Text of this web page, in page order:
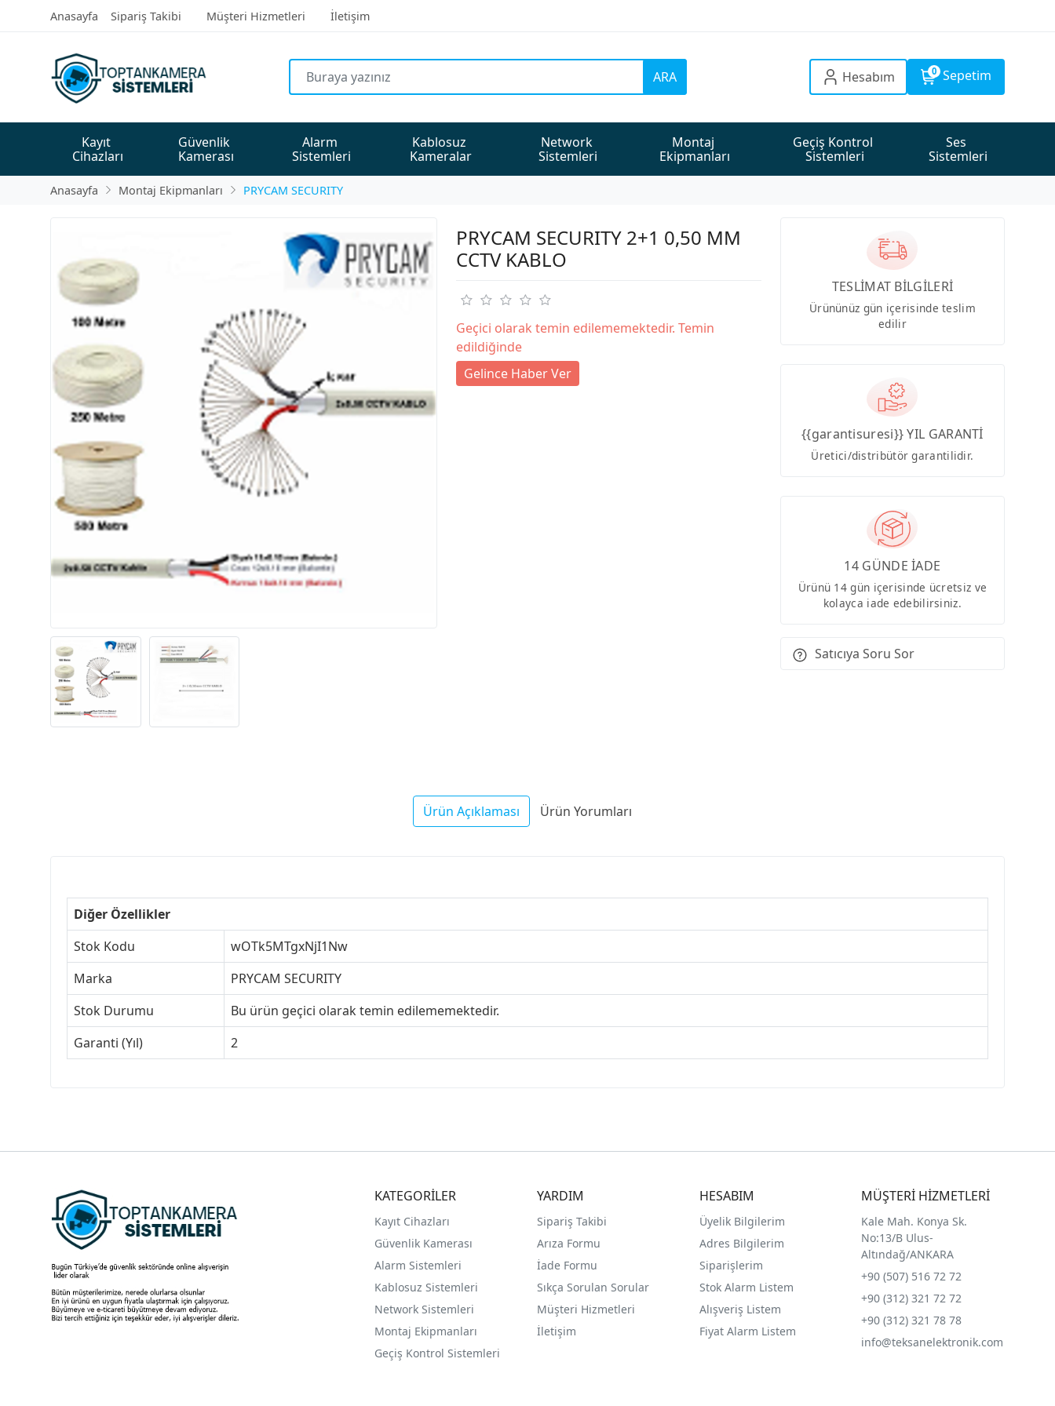
Anasayfa Sipariş Takibi Müşteri Hizmetleri İletişim
ARA Hesabım 0 Sepetim
Kayıt
Cihazları
Güvenlik
Kamerası
Alarm
Sistemleri
Kablosuz
Kameralar
Network
Sistemleri
Montaj
Ekipmanları
Geçiş Kontrol
Sistemleri
Ses
Sistemleri
Anasayfa Montaj Ekipmanları PRYCAM SECURITY
PRYCAM SECURITY 2+1 0,50 MM
CCTV KABLO
Geçici olarak temin edilememektedir. Temin
edildiğinde
Gelince Haber Ver
TESLİMAT BİLGİLERİ
Ürününüz gün içerisinde teslim
edilir
{{garantisuresi}} YIL GARANTİ
Üretici/distribütör garantilidir.
14 GÜNDE İADE
Ürünü 14 gün içerisinde ücretsiz ve
kolayca iade edebilirsiniz.
Satıcıya Soru Sor
Ürün Açıklaması Ürün Yorumları
Diğer Özellikler
Stok Kodu
wOTk5MTgxNjI1Nw
Marka
PRYCAM SECURITY
Stok Durumu
Bu ürün geçici olarak temin edilememektedir.
Garanti (Yıl)
2
KATEGORİLER
Kayıt Cihazları
Güvenlik Kamerası
Alarm Sistemleri
Kablosuz Sistemleri
Network Sistemleri
Montaj Ekipmanları
Geçiş Kontrol Sistemleri
YARDIM
Sipariş Takibi
Arıza Formu
İade Formu
Sıkça Sorulan Sorular
Müşteri Hizmetleri
İletişim
HESABIM
Üyelik Bilgilerim
Adres Bilgilerim
Siparişlerim
Stok Alarm Listem
Alışveriş Listem
Fiyat Alarm Listem
MÜŞTERİ HİZMETLERİ
Kale Mah. Konya Sk.
No:13/B Ulus-
Altındağ/ANKARA
+90 (507) 516 72 72
+90 (312) 321 72 72
+90 (312) 321 78 78
info@teksanelektronik.com